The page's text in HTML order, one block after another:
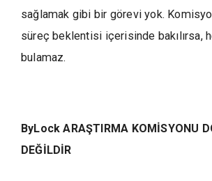
sağlamak gibi bir görevi yok.
süreç beklentisi içerisinde bakılırsa,
bulamaz.
ByLock ARAŞTIRMA KOMİSYONU
DEĞİLDİR